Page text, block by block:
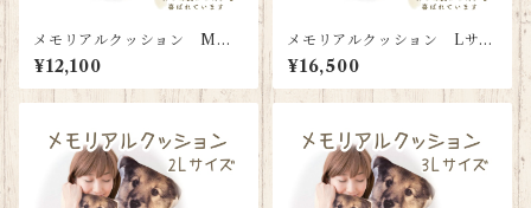
メモリアルクッション Mサ
イズ（背面名入れタイプ）
¥12,100
メモリアルクッション Lサイ
ズ（背面名入れタイプ）
¥16,500